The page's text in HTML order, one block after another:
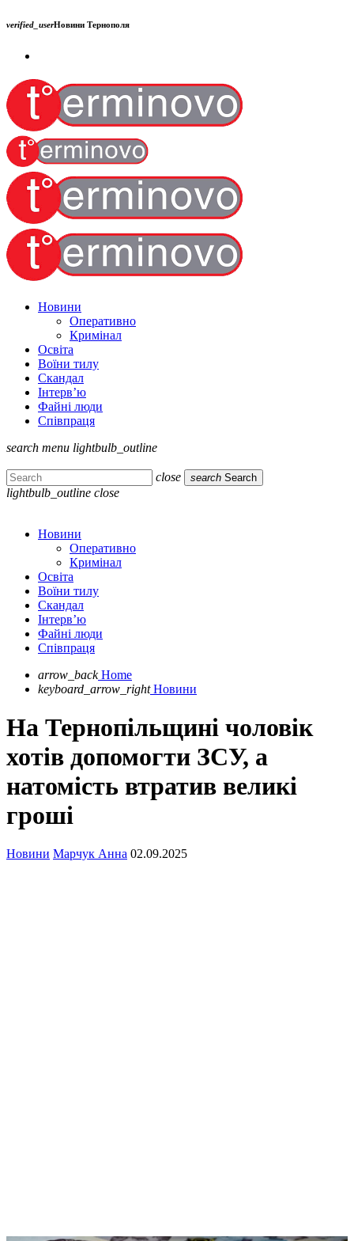
verified_userНовини Тернополя
Новини
Оперативно
Кримінал
Освіта
Воїни тилу
Скандал
Інтерв’ю
Файні люди
Співпраця
search menu lightbulb_outline
close search Search
lightbulb_outline close
Новини
Оперативно
Кримінал
Освіта
Воїни тилу
Скандал
Інтерв’ю
Файні люди
Співпраця
arrow_back Home
keyboard_arrow_right Новини
На Тернопільщині чоловік
хотів допомогти ЗСУ, а
натомість втратив великі
гроші
Новини Марчук Анна 02.09.2025